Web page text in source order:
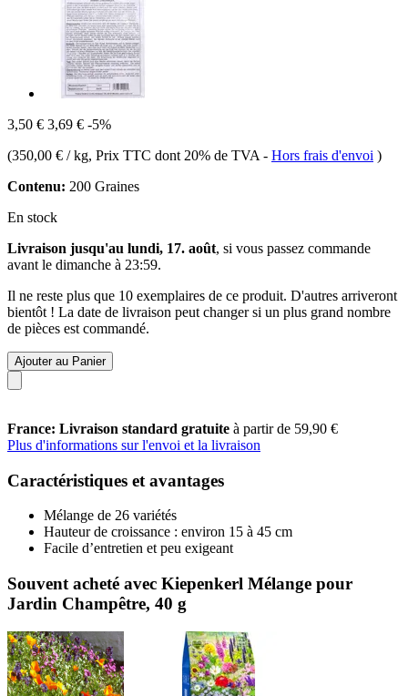
3,50 € 3,69 € -5%
(350,00 € / kg, Prix TTC dont 20% de TVA - Hors frais d'envoi )
Contenu: 200 Graines
En stock
Livraison jusqu'au lundi, 17. août, si vous passez commande
avant le dimanche à 23:59.
Il ne reste plus que 10 exemplaires de ce produit. D'autres arriveront
bientôt ! La date de livraison peut changer si un plus grand nombre
de pièces est commandé.
Ajouter au Panier
France: Livraison standard gratuite à partir de 59,90 €
Plus d'informations sur l'envoi et la livraison
Caractéristiques et avantages
Mélange de 26 variétés
Hauteur de croissance : environ 15 à 45 cm
Facile d’entretien et peu exigeant
Souvent acheté avec Kiepenkerl Mélange pour
Jardin Champêtre, 40 g